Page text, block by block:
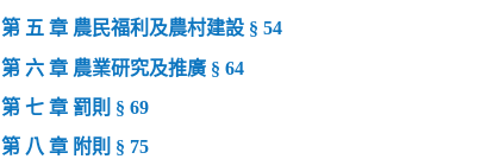
第 五 章 農民福利及農村建設 § 54
第 六 章 農業研究及推廣 § 64
第 七 章 罰則 § 69
第 八 章 附則 § 75